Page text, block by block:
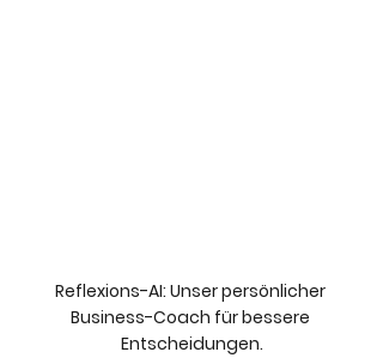
Reflexions-AI: Unser persönlicher
Business-Coach für bessere
Entscheidungen.